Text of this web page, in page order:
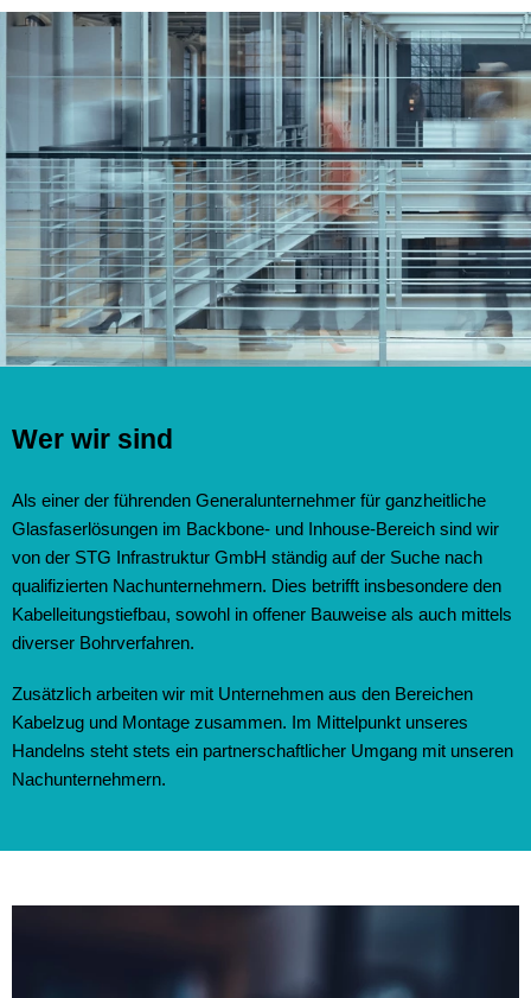
Wer wir sind
Als einer der führenden Generalunternehmer für ganzheitliche
Glasfaserlösungen im Backbone- und Inhouse-Bereich sind wir
von der STG
Infrastruktur GmbH ständig auf der Suche nach
qualifizierten Nachunternehmern. Dies betrifft insbesondere den
Kabelleitungstiefbau, sowohl in offener Bauweise als auch mittels
diverser Bohrverfahren.
Zusätzlich arbeiten wir mit Unternehmen aus den Bereichen
Kabelzug und Montage zusammen. Im Mittelpunkt unseres
Handelns steht stets ein partnerschaftlicher Umgang mit unseren
Nachunternehmern.